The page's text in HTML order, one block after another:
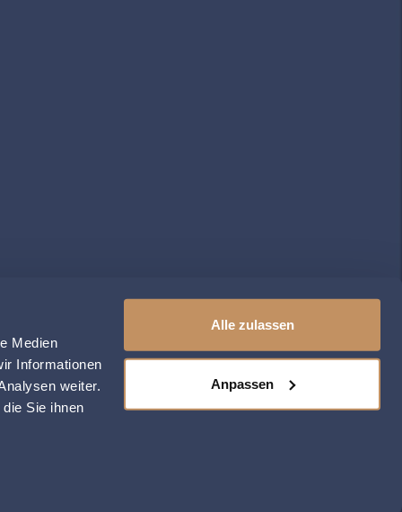
Medien
Informationen
weiter.
Sie ihnen
Alle zulassen
Anpassen